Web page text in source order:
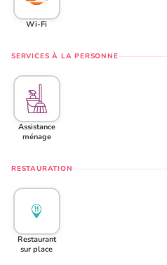
Wi-Fi
SERVICES À LA PERSONNE
Assistance
ménage
RESTAURATION
Restaurant
sur place